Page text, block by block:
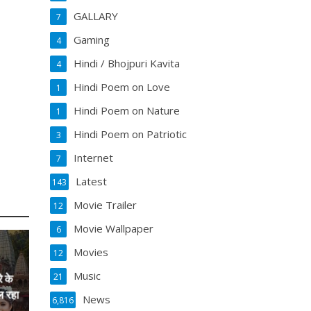
के
रहा
GALLARY
7
Gaming
4
Hindi / Bhojpuri Kavita
4
Hindi Poem on Love
1
Hindi Poem on Nature
1
Hindi Poem on Patriotic
3
Internet
7
Latest
143
Movie Trailer
12
Movie Wallpaper
6
Movies
12
Music
21
News
6,816